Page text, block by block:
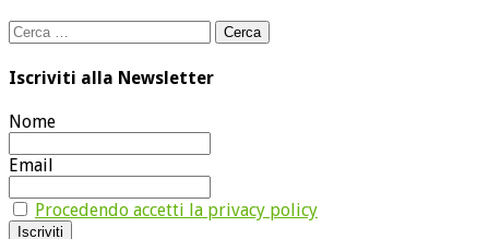
Ricerca
Iscriviti alla Newsletter
Nome
Email
Procedendo accetti la privacy policy